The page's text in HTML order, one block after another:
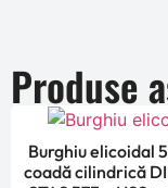
Produse
Burghiu elicoidal
coadă cilindrică